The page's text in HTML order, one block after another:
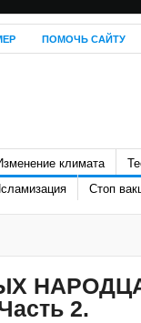
ПОМОЧЬ САЙТУ
климата
Стоп
2.